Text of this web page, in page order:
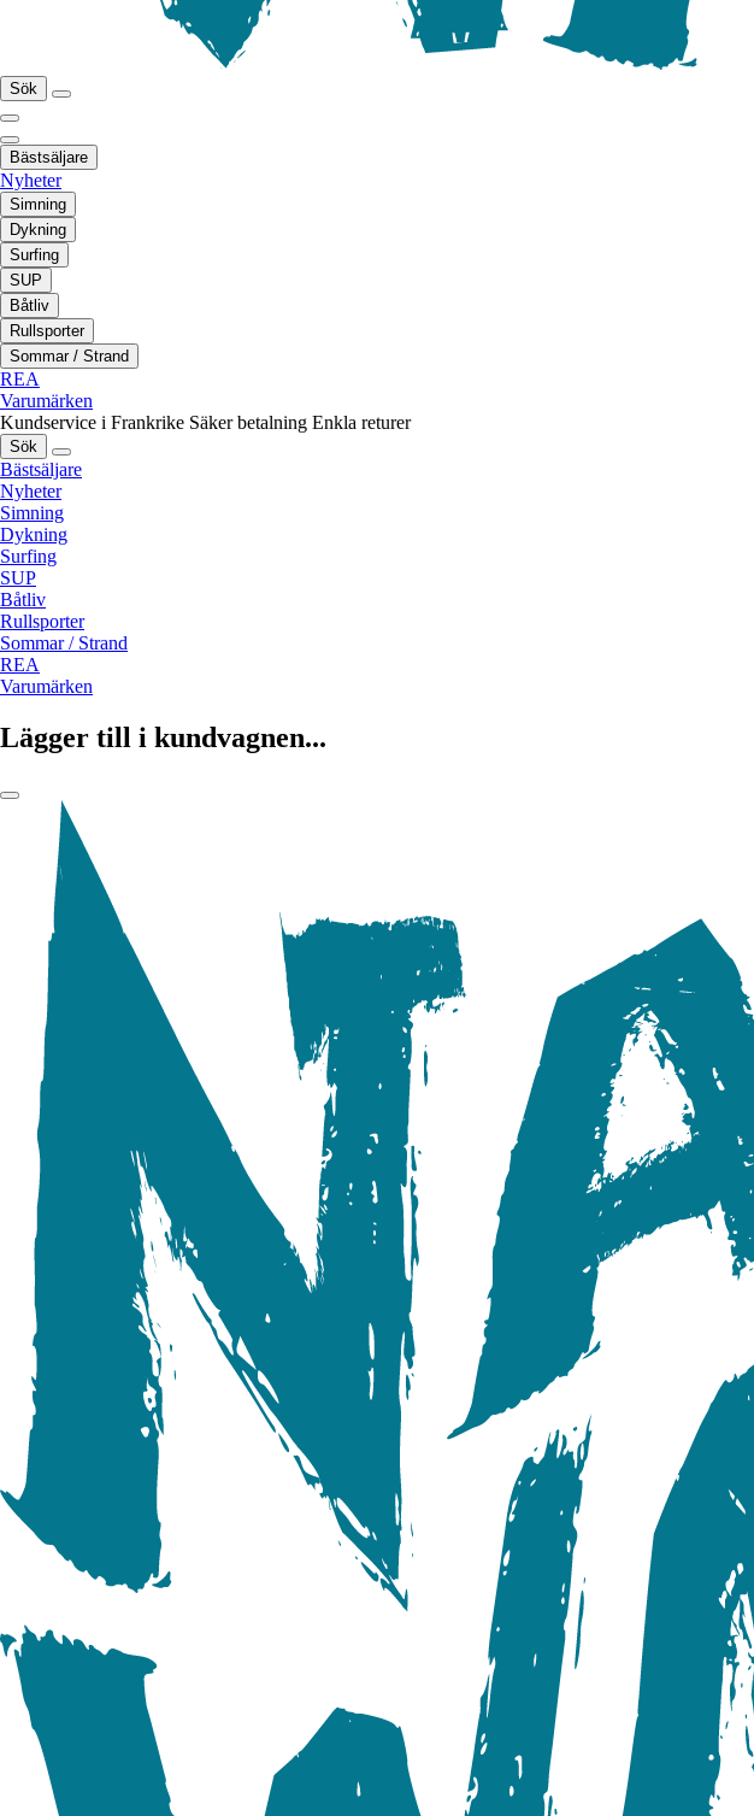
Sök
Bästsäljare
Nyheter
Simning
Dykning
Surfing
SUP
Båtliv
Rullsporter
Sommar / Strand
REA
Varumärken
Kundservice i Frankrike Säker betalning Enkla returer
Sök
Bästsäljare
Nyheter
Simning
Dykning
Surfing
SUP
Båtliv
Rullsporter
Sommar / Strand
REA
Varumärken
Lägger till i kundvagnen...